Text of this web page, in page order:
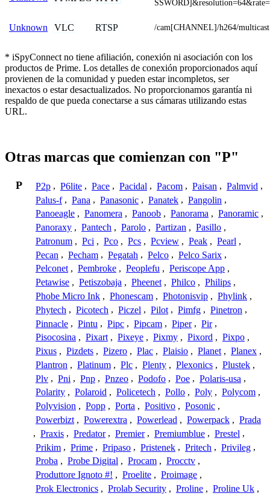
Unknown VLC RTSP /cam[CHANNEL]/h264/multicast
* iSpyConnect no tiene afiliación, conexión ni asociación con los
productos de Prime. Los detalles de conexión proporcionados aquí
provienen de la comunidad y pueden estar incompletos, ser
inexactos o estar desactualizados. No proporcionamos garantía ni
respaldo de que pueda conectarse a sus cámaras utilizando estas
URL.
Otras marcas que comienzan con "P"
P P2p , P6lite , Pace , Pacidal , Pacom , Paisan , Palmvid ,
Palus-f , Pana , Panasonic , Panatek , Pangolin ,
Panoeagle , Panomera , Panoob , Panorama , Panoramic ,
Panoraxy , Pantech , Parolo , Partizan , Pasillo ,
Patronum , Pci , Pco , Pcs , Pcview , Peak , Pearl ,
Pecan , Pecham , Pegatah , Pelco , Pelco Sarix ,
Pelconet , Pembroke , Peoplefu , Periscope App ,
Petawise , Petiszobaja , Pheenet , Philco , Philips ,
Phobe Micro Ink , Phonescam , Photonisvip , Phylink ,
Phytech , Picotech , Piczel , Pilot , Pimfg , Pinetron ,
Pinnacle , Pintu , Pipc , Pipcam , Piper , Pir ,
Pisocosina , Pixart , Pixeye , Pixmy , Pixord , Pixpo ,
Pixus , Pizdets , Pizero , Plac , Plaisio , Planet , Planex ,
Plantron , Platinum , Plc , Plenty , Plexonics , Plustek ,
Plv , Pni , Pnp , Pnzeo , Podofo , Poe , Polaris-usa ,
Polarity , Polaroid , Policetech , Pollo , Poly , Polycom ,
Polyvision , Popp , Porta , Positivo , Posonic ,
Powerbizt , Powerextra , Powerlead , Powerpack , Prada
, Praxis , Predator , Premier , Premiumblue , Prestel ,
Prikim , Prime , Pripaso , Pristenek , Pritech , Privileg ,
Proba , Probe Digital , Procam , Procctv ,
Produttore Ignoto #! , Proelite , Proimage ,
Prok Electronics , Prolab Security , Proline , Proline Uk ,